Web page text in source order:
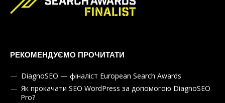
РЕКОМЕНДУЄМО ПРОЧИТАТИ
DiagnoSEO — фіналіст European Search Awards
Як прокачати SEO WordPress за допомогою DiagnoSEO
Pro?